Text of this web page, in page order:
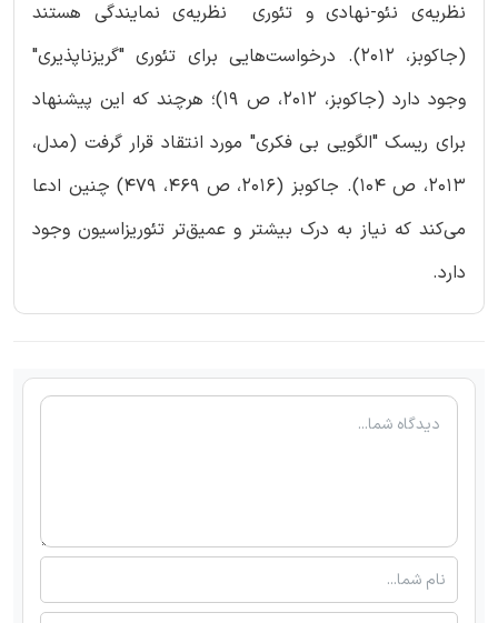
نظریه‌ی نئو-نهادی و تئوری نظریه‌ی نمایندگی هستند
(جاکوبز، 2012). درخواست‌هایی برای تئوری "گریزناپذیری"
وجود دارد (جاکوبز، 2012، ص 19)؛ هرچند که این پیشنهاد
برای ریسک "الگویی بی فکری" مورد انتقاد قرار گرفت (مدل،
2013، ص 104). جاکوبز (2016، ص 469، 479) چنین ادعا
می‌کند که نیاز به درک بیشتر و عمیق‌تر تئوریزاسیون وجود
دارد.